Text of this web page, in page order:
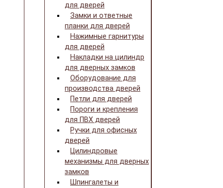
для дверей
Замки и ответные
планки для дверей
Нажимные гарнитуры
для дверей
Накладки на цилиндр
для дверных замков
Оборудование для
производства дверей
Петли для дверей
Пороги и крепления
для ПВХ дверей
Ручки для офисных
дверей
Цилиндровые
механизмы для дверных
замков
Шпингалеты и